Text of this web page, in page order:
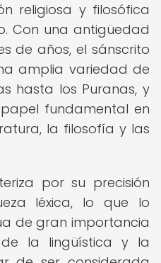
religiosa y filosófica
Con una antigüedad
de años, el sánscrito
amplia variedad de
hasta los Puranas, y
fundamental en
la filosofía y las
por su precisión
léxica, lo que lo
de gran importancia
la lingüística y la